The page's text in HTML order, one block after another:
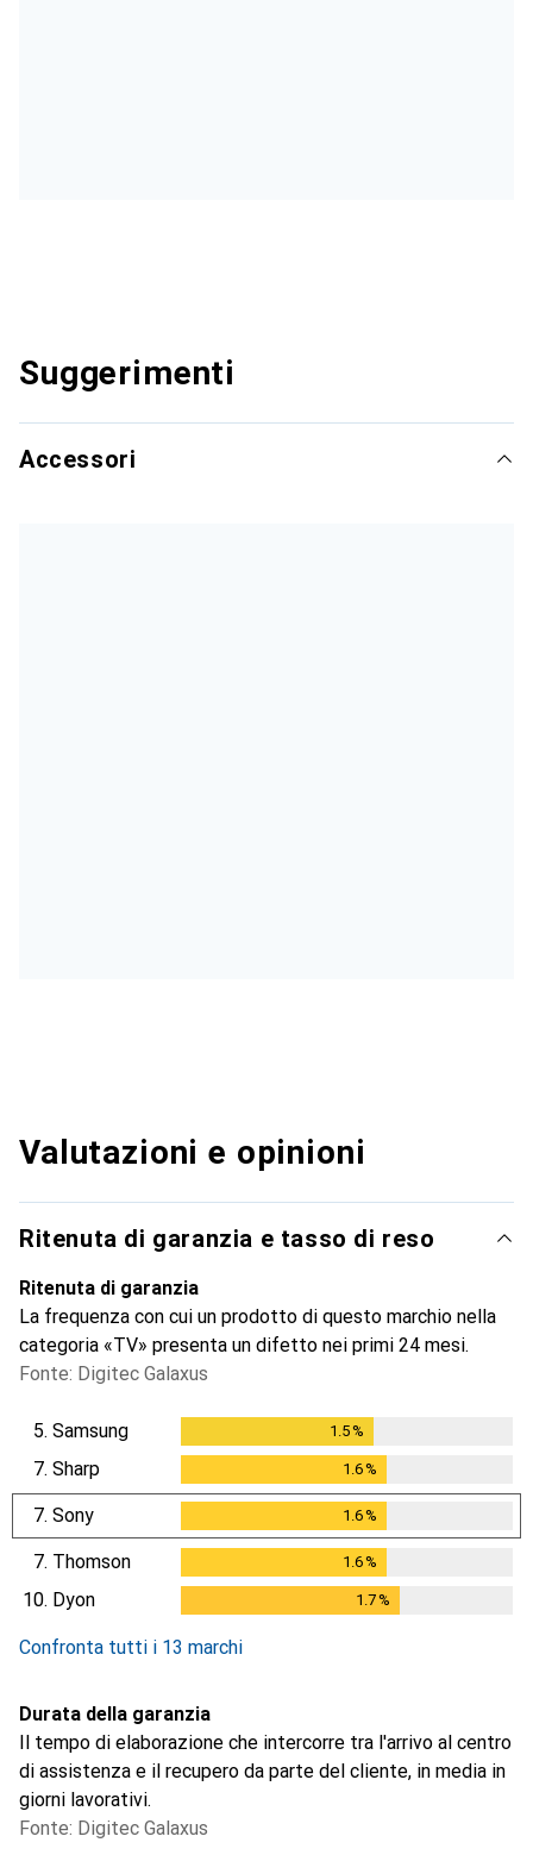
Suggerimenti
Accessori
Valutazioni e opinioni
Ritenuta di garanzia e tasso di reso
Ritenuta di garanzia
La frequenza con cui un prodotto di questo marchio nella
categoria «TV» presenta un difetto nei primi 24 mesi.
Fonte: Digitec Galaxus
5. Samsung 1.5%
7. Sharp 1.6%
7. Sony 1.6%
7. Thomson 1.6%
10. Dyon 1.7%
Confronta tutti i 13 marchi
Durata della garanzia
Il tempo di elaborazione che intercorre tra l'arrivo al centro
di assistenza e il recupero da parte del cliente, in media in
giorni lavorativi.
Fonte: Digitec Galaxus